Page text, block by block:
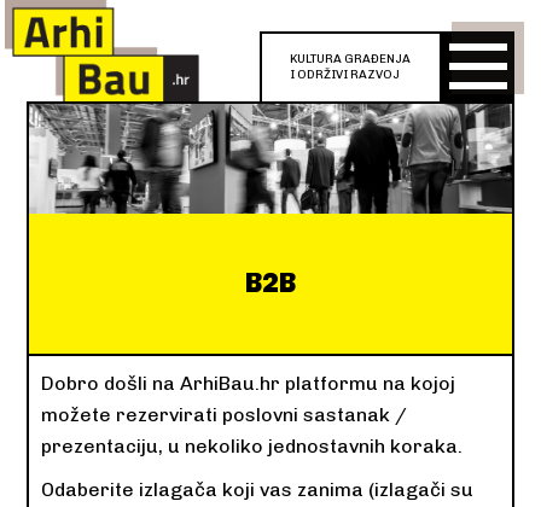
KULTURA GRAĐENJA
I ODRŽIVI RAZVOJ
B2B
Dobro došli na ArhiBau.hr platformu na kojoj
možete rezervirati poslovni sastanak /
prezentaciju, u nekoliko jednostavnih koraka.
Odaberite izlagača koji vas zanima (izlagači su